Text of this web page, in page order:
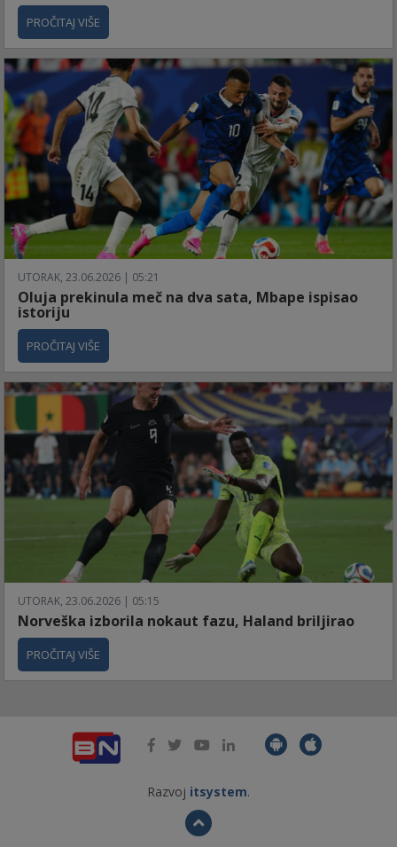
PROČITAJ VIŠE
UTORAK, 23.06.2026 | 05:21
Oluja prekinula meč na dva sata, Mbape ispisao
istoriju
PROČITAJ VIŠE
UTORAK, 23.06.2026 | 05:15
Norveška izborila nokaut fazu, Haland briljirao
PROČITAJ VIŠE
Razvoj itsystem.